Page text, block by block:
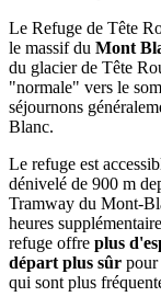
Le Refuge de Tête
le massif du Mont
du glacier de Tête
"normale" vers le
séjournons
Blanc.
Le refuge est
dénivelé de 900 m
Tramway du Mont-
heures
refuge offre plus
départ plus sûr pour
qui sont plus